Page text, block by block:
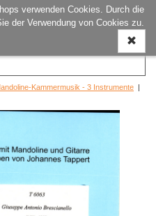
verwenden Cookies. Durch die
der Verwendung von Cookies zu.
ein-/
Kammermusik - 3 Instrumente |